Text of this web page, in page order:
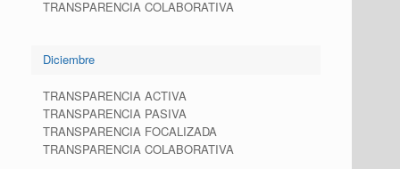
TRANSPARENCIA COLABORATIVA
Diciembre
TRANSPARENCIA ACTIVA
TRANSPARENCIA PASIVA
TRANSPARENCIA FOCALIZADA
TRANSPARENCIA COLABORATIVA